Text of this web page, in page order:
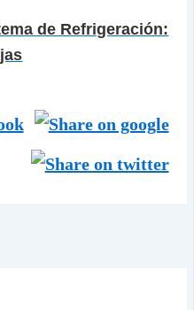
de Refrigeración: